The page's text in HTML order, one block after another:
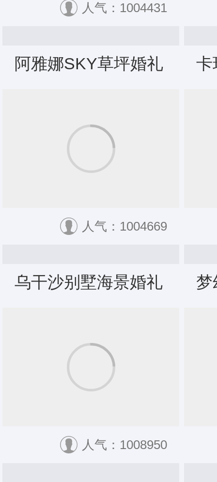
人气：1004431
阿雅娜SKY草坪婚礼
人气：1004669
卡
乌干沙别墅海景婚礼
人气：1008950
梦